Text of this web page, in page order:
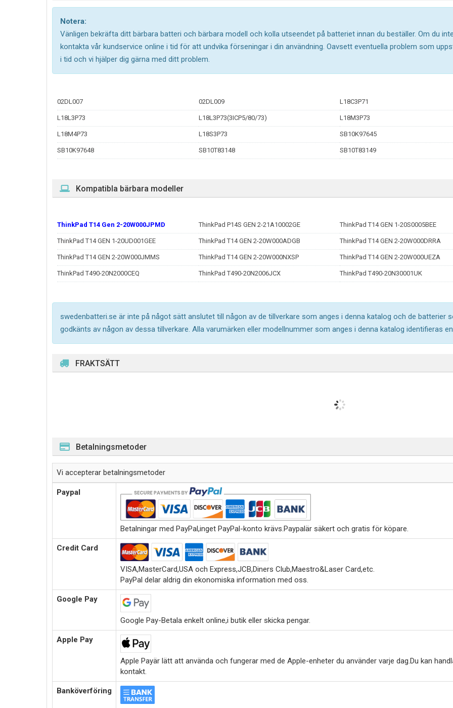
Notera:
Vänligen bekräfta ditt bärbara batteri och bärbara modell och kolla utseendet på batteriet innan du beställer. Om du
kontakta vår kundservice online i tid för att undvika förseningar i din användning. Oavsett eventuella problem som
i tid och vi hjälper dig gärna med ditt problem.
02DL007 02DL009 L18C3P71
L18L3P73 L18L3P73(3ICP5/80/73) L18M3P73
L18M4P73 L18S3P73 SB10K97645
SB10K97648 SB10T83148 SB10T83149
Kompatibla bärbara modeller
ThinkPad T14 Gen 2-20W000JPMD ThinkPad P14S GEN 2-21A10002GE ThinkPad T14 GEN 1-20S0005BEE
ThinkPad T14 GEN 1-20UD001GEE ThinkPad T14 GEN 2-20W000ADGB ThinkPad T14 GEN 2-20W000DRRA
ThinkPad T14 GEN 2-20W000JMMS ThinkPad T14 GEN 2-20W000NXSP ThinkPad T14 GEN 2-20W000UEZA
ThinkPad T490-20N2000CEQ ThinkPad T490-20N2006JCX ThinkPad T490-20N30001UK
swedenbatteri.se är inte på något sätt anslutet till någon av de tillverkare som anges i denna katalog och de batterier
godkänts av någon av dessa tillverkare. Alla varumärken eller modellnummer som anges i denna katalog identifieras
FRAKTSÄTT
Betalningsmetoder
Vi accepterar betalningsmetoder
Paypal
Betalningar med PayPal,inget PayPal-konto krävs.Paypalär säkert och gratis för köpare.
Credit Card
VISA,MasterCard,USA och Express,JCB,Diners Club,Maestro&Laser Card,etc.
PayPal delar aldrig din ekonomiska information med oss.
Google Pay
Google Pay-Betala enkelt online,i butik eller skicka pengar.
Apple Pay
Apple Payär lätt att använda och fungerar med de Apple-enheter du använder varje dag.Du kan
kontakt.
Banköverföring